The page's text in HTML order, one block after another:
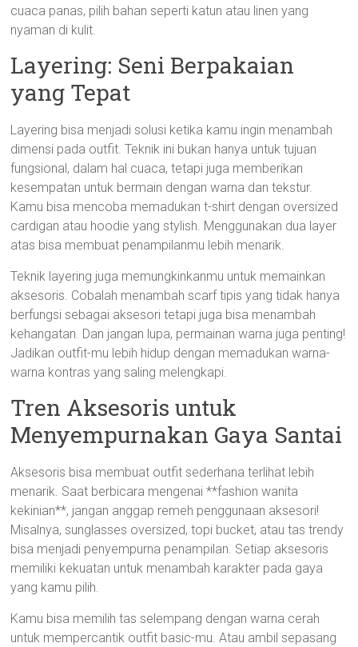
cuaca panas, pilih bahan seperti katun atau linen yang
nyaman di kulit.
Layering: Seni Berpakaian
yang Tepat
Layering bisa menjadi solusi ketika kamu ingin menambah
dimensi pada outfit. Teknik ini bukan hanya untuk tujuan
fungsional, dalam hal cuaca, tetapi juga memberikan
kesempatan untuk bermain dengan warna dan tekstur.
Kamu bisa mencoba memadukan t-shirt dengan oversized
cardigan atau hoodie yang stylish. Menggunakan dua layer
atas bisa membuat penampilanmu lebih menarik.
Teknik layering juga memungkinkanmu untuk memainkan
aksesoris. Cobalah menambah scarf tipis yang tidak hanya
berfungsi sebagai aksesori tetapi juga bisa menambah
kehangatan. Dan jangan lupa, permainan warna juga penting!
Jadikan outfit-mu lebih hidup dengan memadukan warna-
warna kontras yang saling melengkapi.
Tren Aksesoris untuk
Menyempurnakan Gaya Santai
Aksesoris bisa membuat outfit sederhana terlihat lebih
menarik. Saat berbicara mengenai **fashion wanita
kekinian**, jangan anggap remeh penggunaan aksesori!
Misalnya, sunglasses oversized, topi bucket, atau tas trendy
bisa menjadi penyempurna penampilan. Setiap aksesoris
memiliki kekuatan untuk menambah karakter pada gaya
yang kamu pilih.
Kamu bisa memilih tas selempang dengan warna cerah
untuk mempercantik outfit basic-mu. Atau ambil sepasang